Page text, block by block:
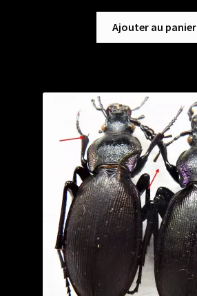
Ajouter au panier